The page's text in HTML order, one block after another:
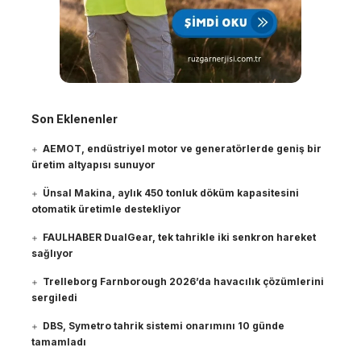
Son Eklenenler
AEMOT, endüstriyel motor ve generatörlerde geniş bir
üretim altyapısı sunuyor
Ünsal Makina, aylık 450 tonluk döküm kapasitesini
otomatik üretimle destekliyor
FAULHABER DualGear, tek tahrikle iki senkron hareket
sağlıyor
Trelleborg Farnborough 2026’da havacılık çözümlerini
sergiledi
DBS, Symetro tahrik sistemi onarımını 10 günde
tamamladı